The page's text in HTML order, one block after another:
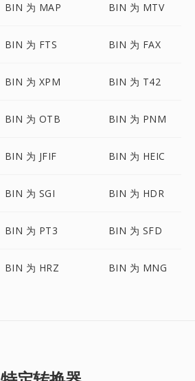
BIN 为 MAP BIN 为 MTV
BIN 为 FTS BIN 为 FAX
BIN 为 XPM BIN 为 T42
BIN 为 OTB BIN 为 PNM
BIN 为 JFIF BIN 为 HEIC
BIN 为 SGI BIN 为 HDR
BIN 为 PT3 BIN 为 SFD
BIN 为 HRZ BIN 为 MNG